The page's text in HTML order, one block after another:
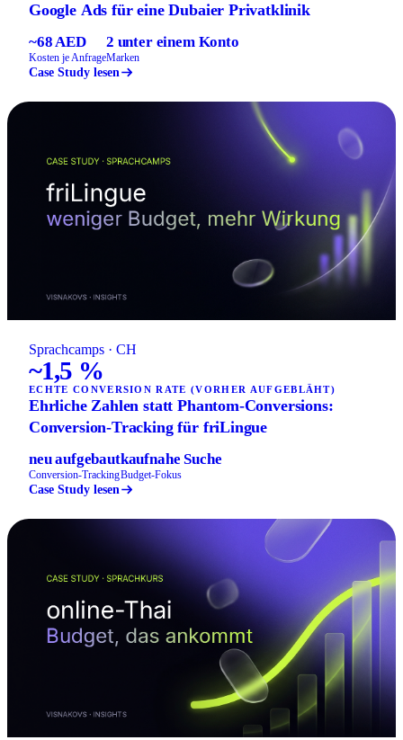
Google Ads für eine Dubaier Privatklinik
~68 AED
Kosten je Anfrage
2 unter einem Konto
Marken
Case Study lesen
Sprachcamps · CH
~1,5 %
ECHTE CONVERSION RATE (VORHER AUFGEBLÄHT)
Ehrliche Zahlen statt Phantom-Conversions:
Conversion-Tracking für friLingue
neu aufgebaut
Conversion-Tracking
kaufnahe Suche
Budget-Fokus
Case Study lesen